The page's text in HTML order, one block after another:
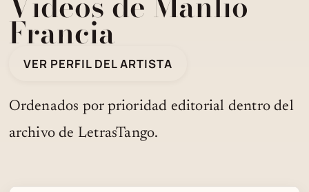
Francia
VER PERFIL DEL ARTISTA
Ordenados por prioridad editorial dentro del
archivo de LetrasTango.